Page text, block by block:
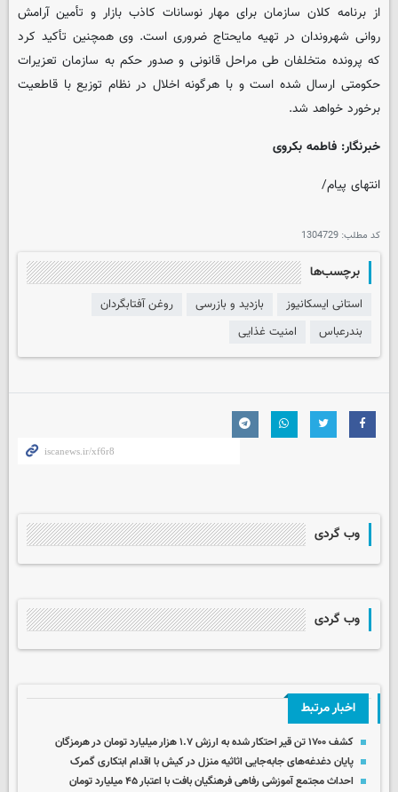
از برنامه‌ کلان سازمان برای مهار نوسانات کاذب بازار و تأمین آرامش
روانی شهروندان در تهیه مایحتاج ضروری است. وی همچنین تأکید کرد
که پرونده متخلفان طی مراحل قانونی و صدور حکم به سازمان تعزیرات
حکومتی ارسال شده است و با هرگونه اخلال در نظام توزیع با قاطعیت
برخورد خواهد شد.
خبرنگار: فاطمه بکروی
انتهای پیام/
کد مطلب: 1304729
برچسب‌ها
استانی ایسکانیوز بازدید و بازرسی
روغن آفتابگردان
بندرعباس
امنیت غذایی
وب گردی
وب گردی
اخبار مرتبط
کشف ۱۷۰۰ تن قیر احتکار شده به ارزش ۱.۷ هزار میلیارد تومان در هرمزگان
پایان دغدغه‌های جابه‌جایی اثاثیه منزل در کیش با اقدام ابتکاری گمرک
احداث مجتمع آموزشی رفاهی فرهنگیان بافت با اعتبار ۴۵ میلیارد تومان